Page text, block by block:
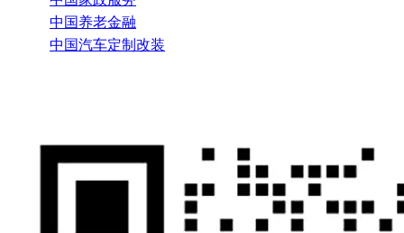
中国养老金融
中国汽车定制改装